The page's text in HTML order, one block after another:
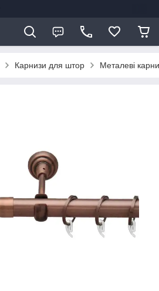
Карнизи для штор Металеві